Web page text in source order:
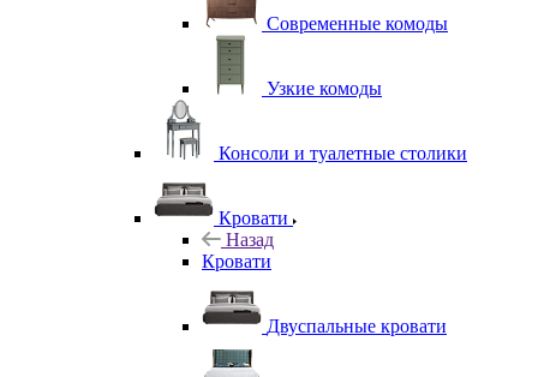
Современные комоды
Узкие комоды
Консоли и туалетные столики
Кровати
Назад
Кровати
Двуспальные кровати